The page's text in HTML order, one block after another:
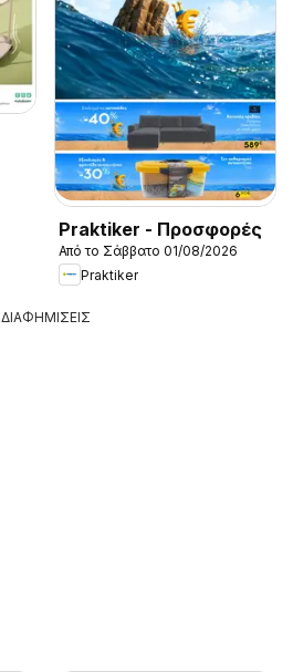
Praktiker - Προσφορές
Από το Σάββατο 01/08/2026
Praktiker
ΔΙΑΦΗΜΙΣΕΙΣ